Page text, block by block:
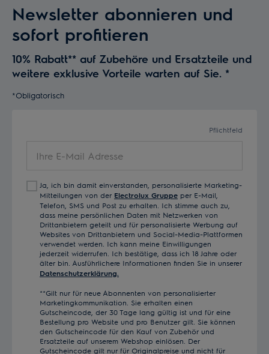
Newsletter abonnieren und
sofort profitieren
10% Rabatt** auf Zubehöre und Ersatzteile und
weitere exklusive Vorteile warten auf Sie. *
*Obligatorisch
Pflichtfeld
Adresse
Ja, ich bin damit einverstanden, personalisierte Marketing-
Mitteilungen von der Electrolux Gruppe per E-Mail,
Telefon, SMS und Post zu erhalten. Ich stimme auch zu,
dass meine persönlichen Daten mit Netzwerken von
Drittanbietern geteilt und für personalisierte Werbung auf
Websites von Drittanbietern und Social-Media-Plattformen
verwendet werden. Ich kann meine Einwilligungen
jederzeit widerrufen. Ich bestätige, dass ich 18 Jahre oder
älter bin. Ausführlichere Informationen finden Sie in unserer
Datenschutzerklärung.
**Gilt nur für neue Abonnenten von personalisierter
Marketingkommunikation. Sie erhalten einen
Gutscheincode, der 30 Tage lang gültig ist und für eine
Bestellung pro Website und pro Benutzer gilt. Sie können
den Gutscheincode für den Kauf von Zubehör und
Ersatzteile auf unserem Webshop einlösen. Der
Gutscheincode gilt nur für Originalpreise und nicht für